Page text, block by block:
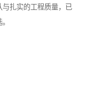
扎实的工程质量，已